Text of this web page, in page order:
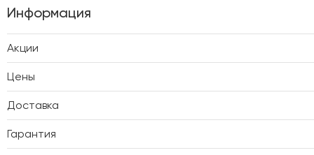
Информация
Акции
Цены
Доставка
Гарантия